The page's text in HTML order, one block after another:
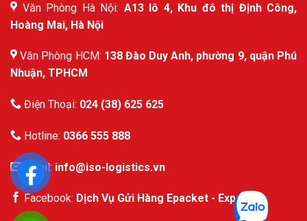
Văn Phòng Hà Nội: A13 lô 4, Khu đô thị Định Công,
Hoàng Mai, Hà Nội
Văn Phòng HCM: 138 Đào Duy Anh, phường 9, quận Phú
Nhuận, TPHCM
Điện Thoại: 024 (38) 625 625
Hotline: 0366 555 888
Email: info@iso-logistics.vn
Facebook: Dịch Vụ Gửi Hàng Epacket - Express